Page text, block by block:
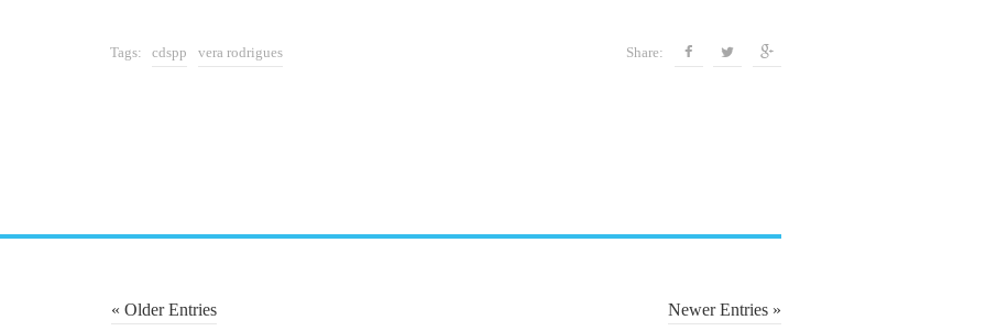
Tags: cdspp vera rodrigues Share:
P
« Older Entries Newer Entries »